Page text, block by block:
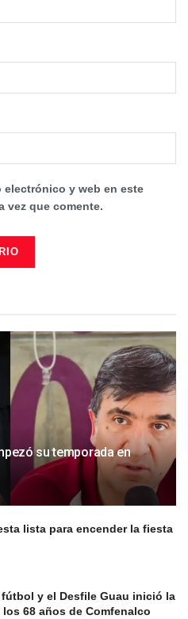
electrónico y web en este
vez que comente.
su temporada en
lista para encender la fiesta
y el Desfile Guau inició la
68 años de Comfenalco